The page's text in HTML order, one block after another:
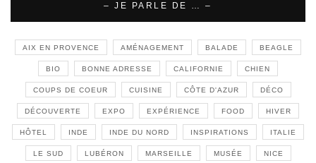
– JE PARLE DE … –
AIX EN PROVENCE AMÉNAGEMENT BALADE BEAGLE
BIO BONNE ADRESSE CALIFORNIE CHIEN
COUPS DE COEUR CUISINE CÔTE D'AZUR DÉCO
DÉCOUVERTE EXPO EXPÉRIENCE FOOD HIVER
HÔTEL INDE INDE DU NORD INSPIRATIONS ITALIE
LE SUD LUBÉRON MARSEILLE MUSÉE NICE